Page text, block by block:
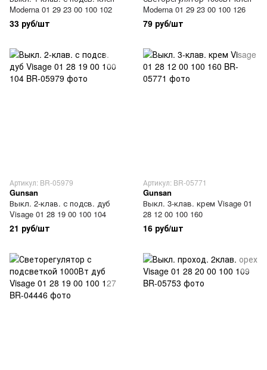
Moderna 01 29 23 00 100 102
33 руб/шт
Moderna 01 29 23 00 100 126
79 руб/шт
Артикул: BR-05979
Gunsan
Выкл. 2-клав. с подсв. дуб
Visage 01 28 19 00 100 104
21 руб/шт
Артикул: BR-05771
Gunsan
Выкл. 3-клав. крем Visage 01
28 12 00 100 160
16 руб/шт